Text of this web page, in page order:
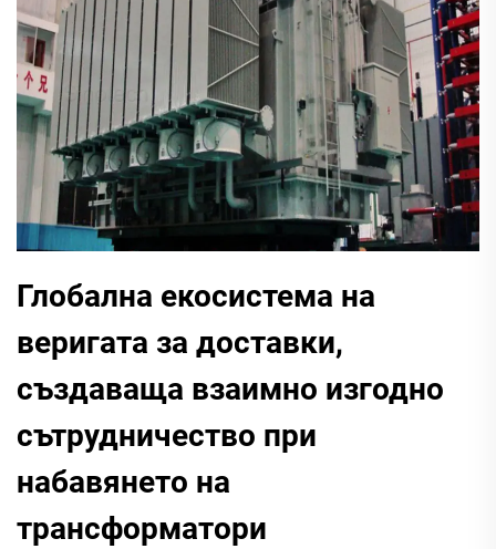
Глобална екосистема на
веригата за доставки,
създаваща взаимно изгодно
сътрудничество при
набавянето на
трансформатори